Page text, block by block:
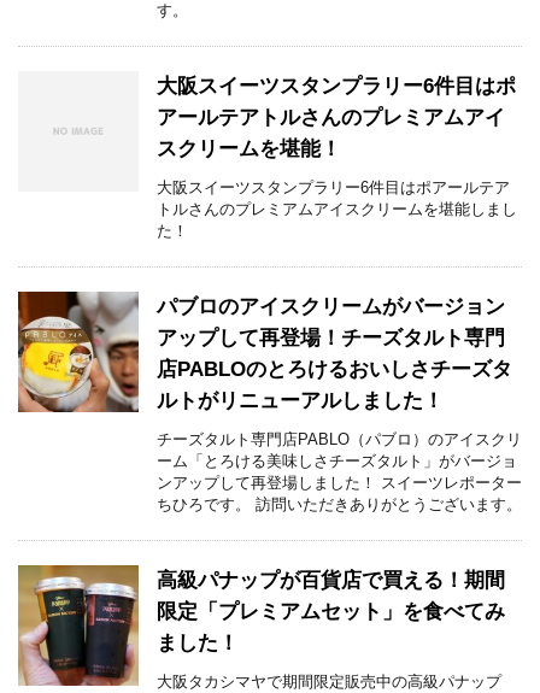
す。
大阪スイーツスタンプラリー6件目はポ
アールテアトルさんのプレミアムアイ
スクリームを堪能！
大阪スイーツスタンプラリー6件目はポアールテア
トルさんのプレミアムアイスクリームを堪能しまし
た！
パブロのアイスクリームがバージョン
アップして再登場！チーズタルト専門
店PABLOのとろけるおいしさチーズタ
ルトがリニューアルしました！
チーズタルト専門店PABLO（パブロ）のアイスクリ
ーム「とろける美味しさチーズタルト」がバージョ
ンアップして再登場しました！ スイーツレポーター
ちひろです。 訪問いただきありがとうございます。
高級パナップが百貨店で買える！期間
限定「プレミアムセット」を食べてみ
ました！
大阪タカシマヤで期間限定販売中の高級パナップ